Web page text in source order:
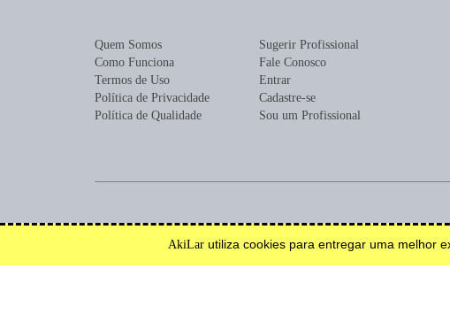
Quem Somos
Como Funciona
Termos de Uso
Política de Privacidade
Política de Qualidade
Sugerir Profissional
Fale Conosco
Entrar
Cadastre-se
Sou um Profissional
Encontre profissionais para construção, reforma, mobília ou decoração.
AkiLar utiliza cookies para entregar uma melhor